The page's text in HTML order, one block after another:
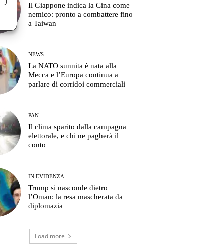
Il Giappone indica la Cina come
nemico: pronto a combattere fino
a Taiwan
NEWS
La NATO sunnita è nata alla
Mecca e l’Europa continua a
parlare di corridoi commerciali
PAN
Il clima sparito dalla campagna
elettorale, e chi ne pagherà il
conto
IN EVIDENZA
Trump si nasconde dietro
l’Oman: la resa mascherata da
diplomazia
Load more